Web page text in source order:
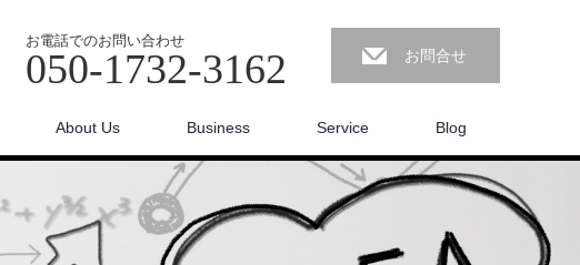
お電話でのお問い合わせ
050-1732-3162 お問合せ
About Us Business Service Blog